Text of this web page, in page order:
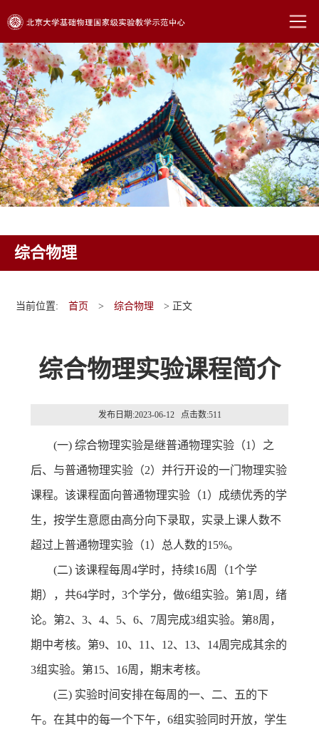
综合物理
当前位置: 首页 > 综合物理 > 正文
综合物理实验课程简介
发布日期:2023-06-12 点击数:511
(一) 综合物理实验是继普通物理实验（1）之
后、与普通物理实验（2）并行开设的一门物理实验
课程。该课程面向普通物理实验（1）成绩优秀的学
生，按学生意愿由高分向下录取，实录上课人数不
超过上普通物理实验（1）总人数的15%。
(二) 该课程每周4学时，持续16周（1个学
期），共64学时，3个学分，做6组实验。第1周，绪
论。第2、3、4、5、6、7周完成3组实验。第8周，
期中考核。第9、10、11、12、13、14周完成其余的
3组实验。第15、16周，期末考核。
(三) 实验时间安排在每周的一、二、五的下
午。在其中的每一个下午，6组实验同时开放，学生